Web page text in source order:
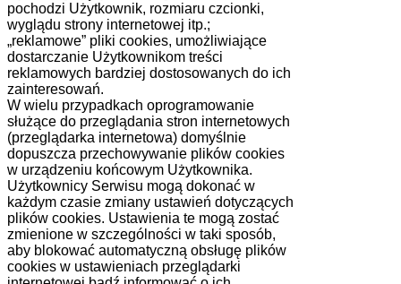
pochodzi Użytkownik, rozmiaru czcionki,
wyglądu strony internetowej itp.;
„reklamowe” pliki cookies, umożliwiające
dostarczanie Użytkownikom treści
reklamowych bardziej dostosowanych do ich
zainteresowań.
W wielu przypadkach oprogramowanie
służące do przeglądania stron internetowych
(przeglądarka internetowa) domyślnie
dopuszcza przechowywanie plików cookies
w urządzeniu końcowym Użytkownika.
Użytkownicy Serwisu mogą dokonać w
każdym czasie zmiany ustawień dotyczących
plików cookies. Ustawienia te mogą zostać
zmienione w szczególności w taki sposób,
aby blokować automatyczną obsługę plików
cookies w ustawieniach przeglądarki